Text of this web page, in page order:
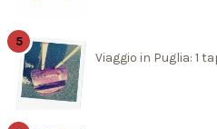
Viaggio in Puglia: 1